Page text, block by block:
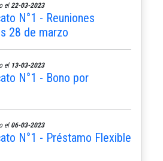
el 22-03-2023
N°1 - Reuniones
28 de marzo
el 13-03-2023
N°1 - Bono por
el 06-03-2023
N°1 - Préstamo Flexible